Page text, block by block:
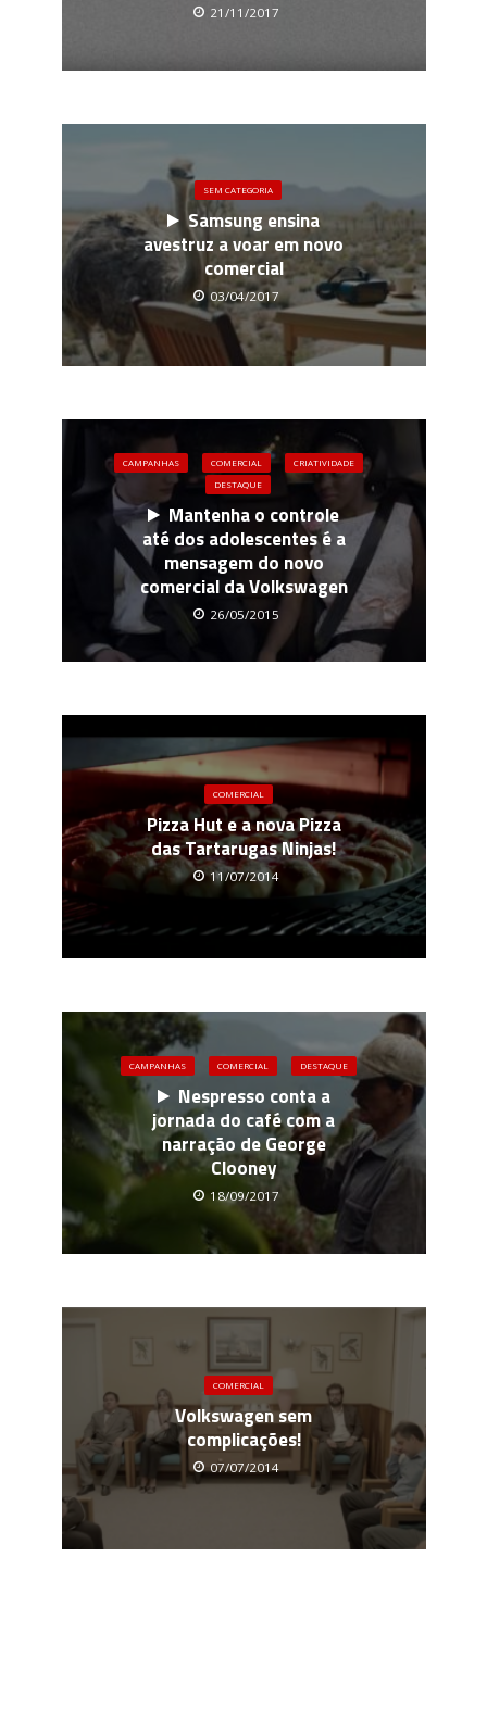
21/11/2017
SEM CATEGORIA
Samsung ensina
avestruz a voar em novo
comercial
03/04/2017
CAMPANHAS COMERCIAL
CRIATIVIDADE
DESTAQUE
Mantenha o controle
até dos adolescentes é a
mensagem do novo
comercial da Volkswagen
26/05/2015
COMERCIAL
Pizza Hut e a nova Pizza
das Tartarugas Ninjas!
11/07/2014
CAMPANHAS COMERCIAL DESTAQUE
Nespresso conta a
jornada do café com a
narração de George
Clooney
18/09/2017
COMERCIAL
Volkswagen sem
complicações!
07/07/2014